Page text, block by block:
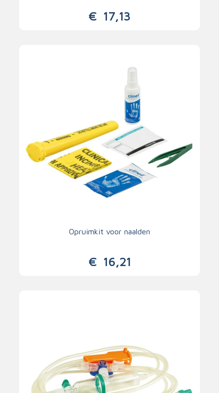
€ 17,13
Opruimkit voor naalden
€16,21